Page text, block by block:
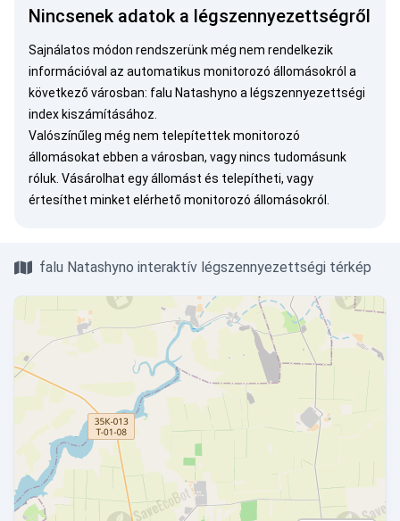
Nincsenek adatok a légszennyezettségről
Sajnálatos módon rendszerünk még nem rendelkezik
információval az automatikus monitorozó állomásokról a
következő városban: falu Natashyno a légszennyezettségi
index kiszámításához.
Valószínűleg még nem telepítettek monitorozó
állomásokat ebben a városban, vagy nincs tudomásunk
róluk. Vásárolhat egy állomást és telepítheti, vagy
értesíthet minket elérhető monitorozó állomásokról.
falu Natashyno interaktív légszennyezettségi térkép